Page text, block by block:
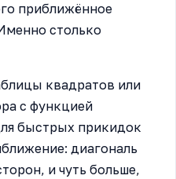
приближённое
столько
квадратов или
с функцией
быстрых прикидок
диагональ
и чуть больше,